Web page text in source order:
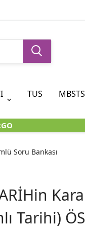
AYT
5. SINIF
KARA KUTU
TUS MBSTS
Soru Bankası
Tarihi)